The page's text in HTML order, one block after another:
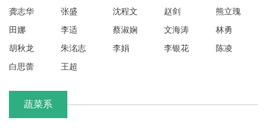
龚志华
张盛 沈程文 赵剑
熊立瑰
田娜
李适 蔡淑娴 文海涛
林勇
胡秋龙
朱洺志 李娟 李银花
陈凌
白思蕾
王超
蔬菜系